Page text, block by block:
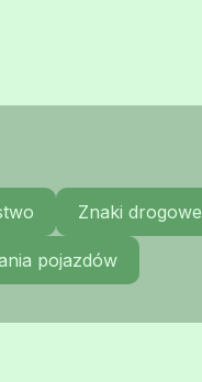
Znaki drogowe
pojazdów